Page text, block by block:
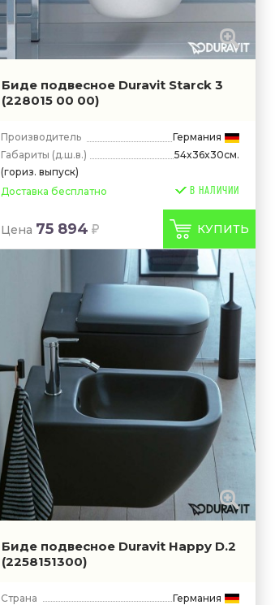
Биде подвесное Duravit Starck 3
(228015 00 00)
Производитель
Германия
Габариты (д.ш.в.)
54x36x30см.
(гориз. выпуск)
Доставка бесплатно
В НАЛИЧИИ
Цена 75 894 КУПИТЬ
Биде подвесное Duravit Happy D.2
(2258151300)
Страна
Германия